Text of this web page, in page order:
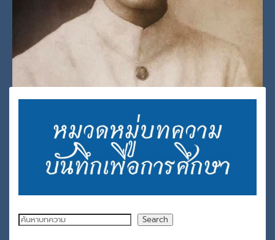
กรมหลวงชุมพรเขตอุดมศักดิ์
วันศุกร์, 06 สิงหาคม 2021 BY SCADMIN
3
ค้นหา Search